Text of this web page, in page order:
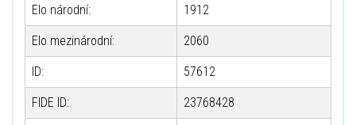
Elo národní: 1912
Elo mezinárodní: 2060
ID: 57612
FIDE ID: 23768428